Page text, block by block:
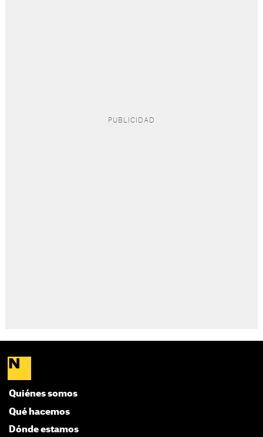
Quiénes somos
Qué hacemos
Dónde estamos